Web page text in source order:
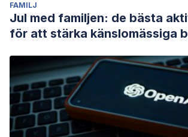
FAMILJ
Jul med familjen: de bästa
för att stärka känslomässiga